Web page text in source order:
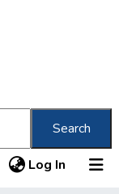
Search
Log In (current)